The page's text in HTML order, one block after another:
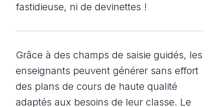
fastidieuse, ni de devinettes !
Grâce à des champs de saisie guidés, les
enseignants peuvent générer sans effort
des plans de cours de haute qualité
adaptés aux besoins de leur classe. Le